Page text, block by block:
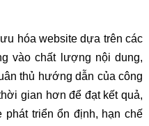
hóa website dựa trên các
vào chất lượng nội dung,
thủ hướng dẫn của công
gian hơn để đạt kết quả,
triển ổn định, hạn chế